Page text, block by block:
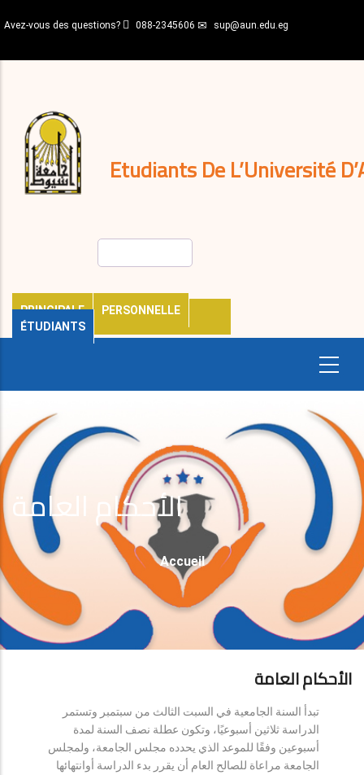
au
principal
Avez-vous des questions? 088-2345606 sup@aun.edu.eg
Etudiants De L’Université
PRINCIPALE
PERSONNELLE
ÉTUDIANTS
décisions
Expatriés
Journal
الأحكام العامة
Fil
D'Ariane
Accueil
الأحكام العامة
تبدأ السنة الجامعية في السبت الثالث من سبتمبر وتستمر
الدراسة ثلاثين أسبوعيًا، وتكون عطلة نصف السنة لمدة
أسبوعين وفقًا للموعد الذي يحدده مجلس الجامعة، ولمجلس
الجامعة مراعاة للصالح العام أن يقرر بدء الدراسة أوانتهائها